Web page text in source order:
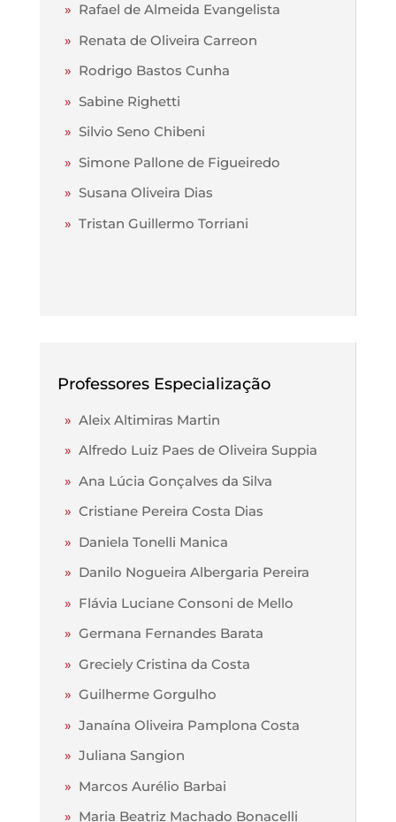
» Rafael de Almeida Evangelista
» Renata de Oliveira Carreon
» Rodrigo Bastos Cunha
» Sabine Righetti
» Silvio Seno Chibeni
» Simone Pallone de Figueiredo
» Susana Oliveira Dias
» Tristan Guillermo Torriani
Professores Especialização
» Aleix Altimiras Martin
» Alfredo Luiz Paes de Oliveira Suppia
» Ana Lúcia Gonçalves da Silva
» Cristiane Pereira Costa Dias
» Daniela Tonelli Manica
» Danilo Nogueira Albergaria Pereira
» Flávia Luciane Consoni de Mello
» Germana Fernandes Barata
» Greciely Cristina da Costa
» Guilherme Gorgulho
» Janaína Oliveira Pamplona Costa
» Juliana Sangion
» Marcos Aurélio Barbai
» Maria Beatriz Machado Bonacelli